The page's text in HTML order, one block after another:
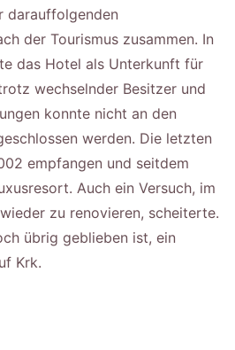
darauffolgenden
der Tourismus zusammen. In
das Hotel als Unterkunft für
wechselnder Besitzer und
konnte nicht an den
werden. Die letzten
empfangen und seitdem
Auch ein Versuch, im
zu renovieren, scheiterte.
übrig geblieben ist, ein
Krk.